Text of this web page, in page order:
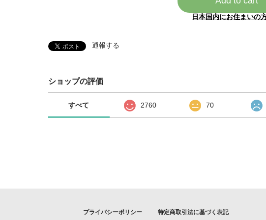
日本国内にお住まいの
通報する
ショップの評価
すべて 2760 70
プライバシーポリシー 特定商取引法に基づく表記